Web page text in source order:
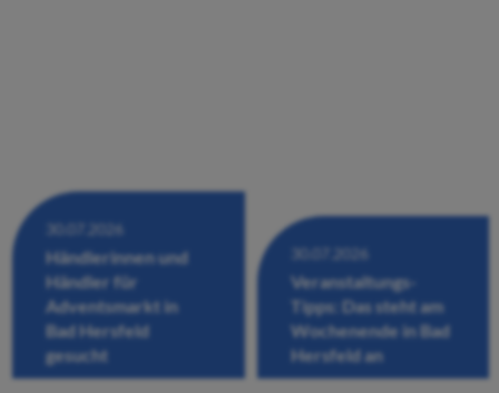
30.07.2026
Händlerinnen und
Händler für
Adventsmarkt in
Bad Hersfeld
gesucht
30.07.2026
Veranstaltungs-
Tipps: Das steht am
Wochenende in Bad
Hersfeld an